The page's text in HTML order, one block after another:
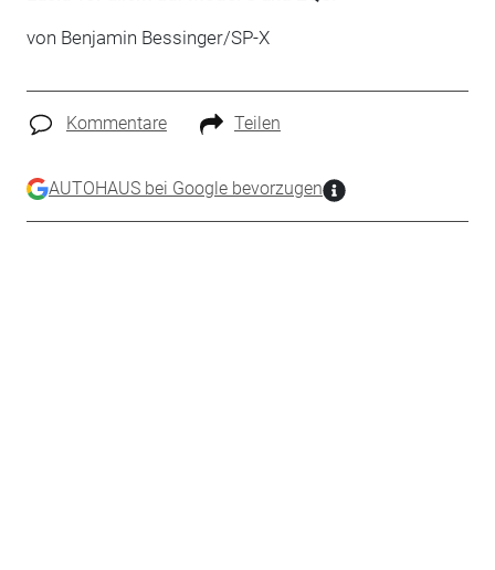
von Benjamin Bessinger/SP-X
Kommentare Teilen
AUTOHAUS bei Google bevorzugen